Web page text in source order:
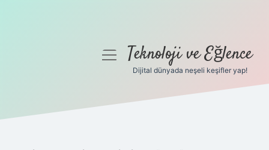
Gizlilik Politikası
menüyüTeknoloji ve Eğlence
Dijital dünyada neşeli keşifler yap!